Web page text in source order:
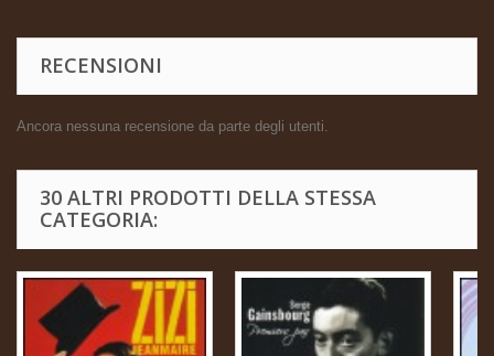
RECENSIONI
Ancora nessuna recensione da parte degli utenti.
30 ALTRI PRODOTTI DELLA STESSA
CATEGORIA: